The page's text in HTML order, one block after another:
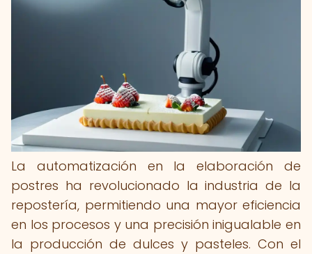
La automatización en la elaboración de
postres ha revolucionado la industria de la
repostería, permitiendo una mayor eficiencia
en los procesos y una precisión inigualable en
la producción de dulces y pasteles. Con el